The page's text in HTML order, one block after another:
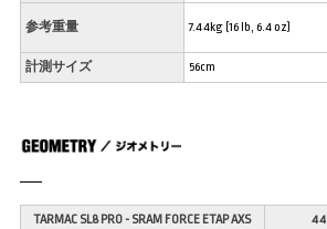
参考重量 7.44kg (16 lb, 6.4 oz)
計測サイズ 56cm
TARMAC SL8 PRO - SRAM FORCE ETAP AXS 44